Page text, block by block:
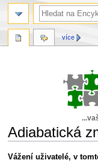
Adiabatická
Skočit
Skočit
Vážení uživatelé, v
více